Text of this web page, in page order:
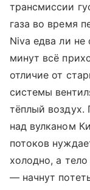
трансмиссии
газа во время
Niva едва ли не
минут всё
отличие от
системы
тёплый воздух.
над вулканом
потоков
холодно, а
— начнут